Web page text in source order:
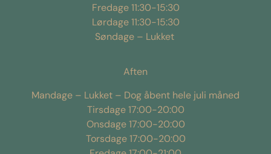
Fredage 11:30-15:30
Lørdage 11:30-15:30
Søndage – Lukket
Aften
Mandage – Lukket – Dog åbent hele juli måned
Tirsdage 17:00-20:00
Onsdage 17:00-20:00
Torsdage 17:00-20:00